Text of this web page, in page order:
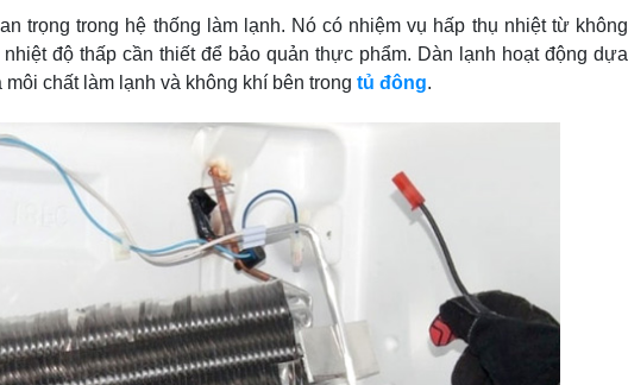
trọng trong hệ thống làm lạnh. Nó có nhiệm vụ hấp thụ nhiệt từ không
độ thấp cần thiết để bảo quản thực phẩm. Dàn lạnh hoạt động dựa
chất làm lạnh và không khí bên trong tủ đông.